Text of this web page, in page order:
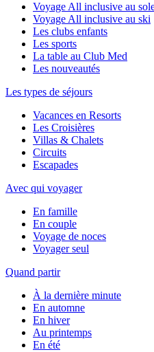
Voyage All inclusive au
Voyage All inclusive au ski
Les clubs enfants
Les sports
La table au Club Med
Les nouveautés
Les types de séjours
Vacances en Resorts
Les Croisières
Villas & Chalets
Circuits
Escapades
Avec qui voyager
En famille
En couple
Voyage de noces
Voyager seul
Quand partir
À la dernière minute
En automne
En hiver
Au printemps
En été